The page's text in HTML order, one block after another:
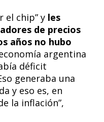
el chip” y les
de precios
años no hubo
argentina
déficit
generaba una
y eso es, en
la inflación”,